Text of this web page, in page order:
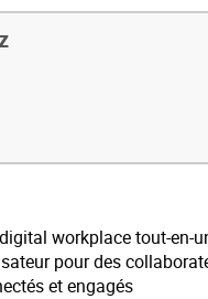
workplace tout-en-
pour des
et engagés